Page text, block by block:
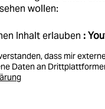
wollen:
Inhalt erlauben :
dass mir
Daten an